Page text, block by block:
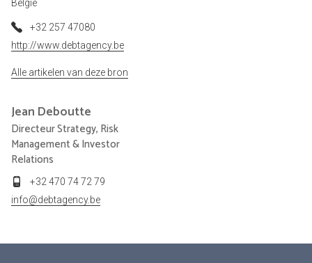
België
+32 257 47080
http://www.debtagency.be
Alle artikelen van deze bron
Jean Deboutte
Directeur Strategy, Risk
Management & Investor
Relations
+32 470 74 72 79
info@debtagency.be